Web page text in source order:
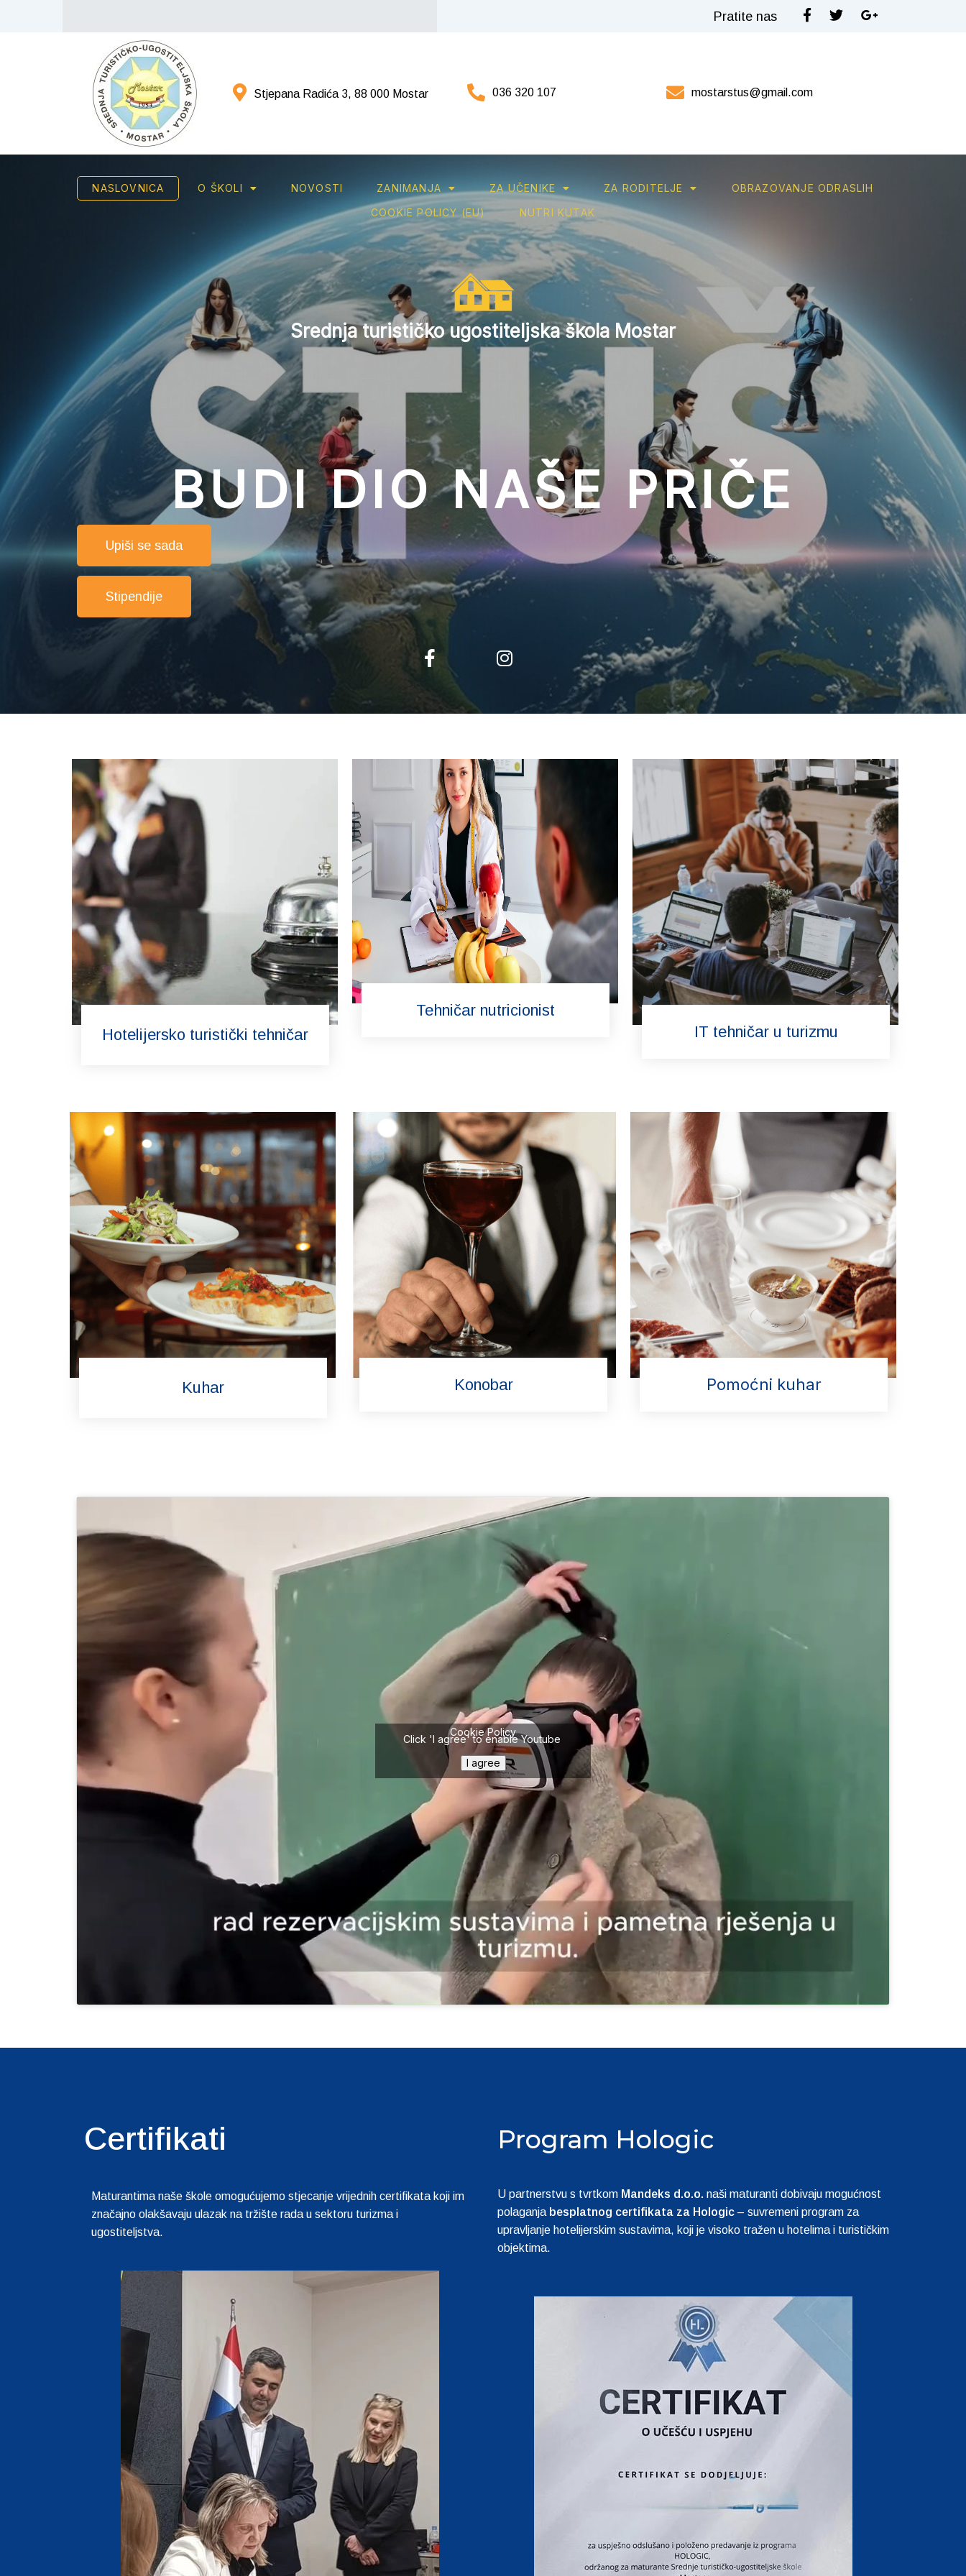
Pratite nas
Stjepana Radića 3, 88 000 Mostar 036 320 107 mostarstus@gmail.com
NASLOVNICA O ŠKOLI NOVOSTI ZANIMANJA ZA UČENIKE ZA RODITELJE
OBRAZOVANJE ODRASLIH
COOKIE POLICY (EU)
NUTRI KUTAK
Srednja turističko ugostiteljska škola Mostar
BUDI DIO NAŠE PRIČE
Upiši se sada
Stipendije
Hotelijersko turistički tehničar
Tehničar nutricionist
IT tehničar u turizmu
Kuhar Konobar Pomoćni kuhar
Click 'I agree' to enable Youtube
Cookie Policy
I agree
Certifikati
Maturantima naše škole omogućujemo stjecanje vrijednih certifikata koji im
značajno olakšavaju ulazak na tržište rada u sektoru turizma i
ugostiteljstva.
Program Hologic
U partnerstvu s tvrtkom Mandeks d.o.o. naši maturanti dobivaju mogućnost
polaganja besplatnog certifikata za Hologic – suvremeni program za
upravljanje hotelijerskim sustavima, koji je visoko tražen u hotelima i turističkim
objektima.